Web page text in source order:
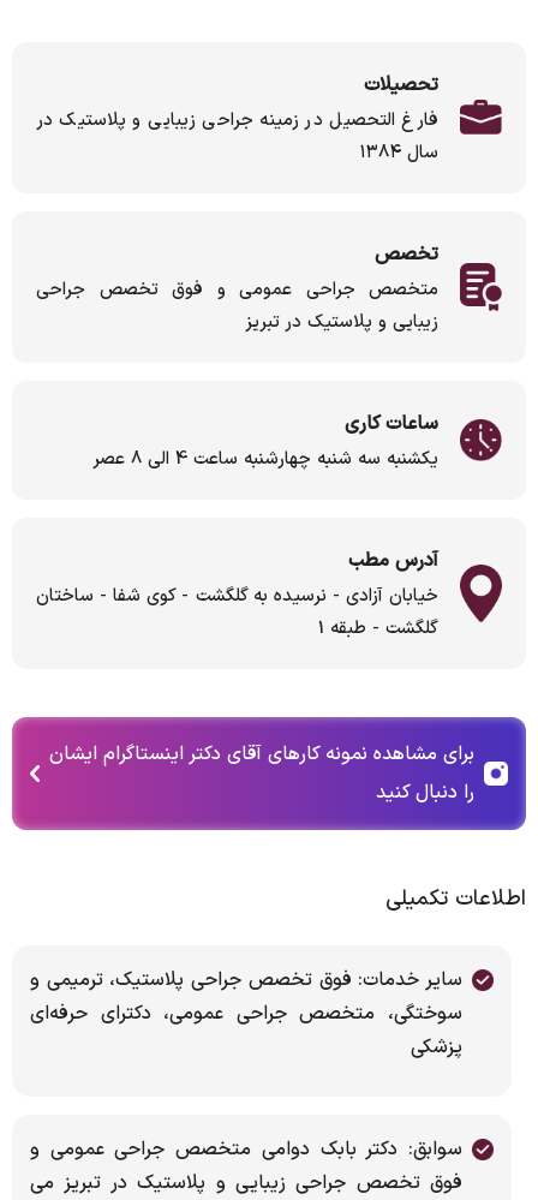
تحصیلات
فارغ التحصیل در زمینه جراحی زیبایی و پلاستیک در
سال ۱۳۸۴
تخصص
متخصص جراحی عمومی و فوق تخصص جراحی
زیبایی و پلاستیک در تبریز
ساعات کاری
یکشنبه سه شنبه چهارشنبه ساعت 4 الی 8 عصر
آدرس مطب
خیابان آزادی - نرسیده به گلگشت - کوی شفا - ساختان
گلگشت - طبقه 1
برای مشاهده نمونه کارهای آقای دکتر اینستاگرام ایشان
را دنبال کنید
اطلاعات تکمیلی
سایر خدمات: فوق تخصص جراحی پلاستیک، ترمیمی و
سوختگی، متخصص جراحی عمومی، دکترای حرفه‌ای
پزشکی
سوابق: دکتر بابک دوامی متخصص جراحی عمومی و
فوق تخصص جراحی زیبایی و پلاستیک در تبریز می